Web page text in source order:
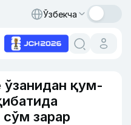
Ўзбекча
қум-
зарар